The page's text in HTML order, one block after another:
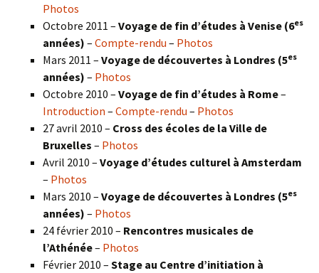
Photos
Octobre 2011 – Voyage de fin d’études à Venise (6es
années) – Compte-rendu – Photos
Mars 2011 – Voyage de découvertes à Londres (5es
années) – Photos
Octobre 2010 – Voyage de fin d’études à Rome–
Introduction – Compte-rendu – Photos
27 avril 2010 – Cross des écoles de la Ville de
Bruxelles – Photos
Avril 2010 – Voyage d’études culturel à Amsterdam
– Photos
Mars 2010 – Voyage de découvertes à Londres (5es
années) – Photos
24 février 2010 – Rencontres musicales de
l’Athénée– Photos
Février 2010 – Stage au Centre d’initiation à